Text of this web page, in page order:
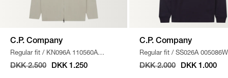
C.P. Company
Regular fit / KN096A 110560A
STRIK / SAND
DKK 2.500 DKK 1.250
C.P. Company
Regular fit / SS026A 005086W
SWEATSHIRT
/ NAVY
DKK 2.000 DKK 1.000